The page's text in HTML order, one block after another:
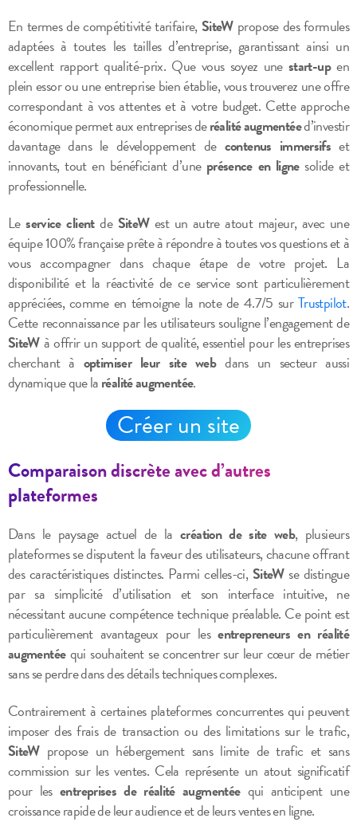
En termes de compétitivité tarifaire, SiteWpropose des formules
adaptées à toutes les tailles d’entreprise, garantissant ainsi un
excellent rapport qualité-prix. Que vous soyez unestart-upen
plein essor ou une entreprise bien établie, vous trouverez une offre
correspondant à vos attentes et à votre budget. Cette approche
économique permet aux entreprises deréalité augmentéed’investir
davantage dans le développement de contenus immersifs et
innovants, tout en bénéficiant d’une présence en lignesolide et
professionnelle.
Leservice clientde SiteWest un autre atout majeur, avec une
équipe 100% française prête à répondre à toutes vos questions et à
vous accompagner dans chaque étape de votre projet. La
disponibilité et la réactivité de ce service sont particulièrement
appréciées, comme en témoigne la note de 4.7/5 surTrustpilot.
Cette reconnaissance par les utilisateurs souligne l’engagement de
SiteWà offrir un support de qualité, essentiel pour les entreprises
cherchant à optimiser leur site webdans un secteur aussi
dynamique que laréalité augmentée.
Créer un site
Comparaison discrète avec d’autres
plateformes
Dans le paysage actuel de lacréation de site web, plusieurs
plateformes se disputent la faveur des utilisateurs, chacune offrant
des caractéristiques distinctes. Parmi celles-ci, SiteWse distingue
par sa simplicité d’utilisation et son interface intuitive, ne
nécessitant aucune compétence technique préalable. Ce point est
particulièrement avantageux pour lesentrepreneurs en réalité
augmentéequi souhaitent se concentrer sur leur cœur de métier
sans se perdre dans des détails techniques complexes.
Contrairement à certaines plateformes concurrentes qui peuvent
imposer des frais de transaction ou des limitations sur le trafic,
SiteWpropose un hébergement sans limite de trafic et sans
commission sur les ventes. Cela représente un atout significatif
pour lesentreprises de réalité augmentéequi anticipent une
croissance rapide de leur audience et de leurs ventes en ligne.